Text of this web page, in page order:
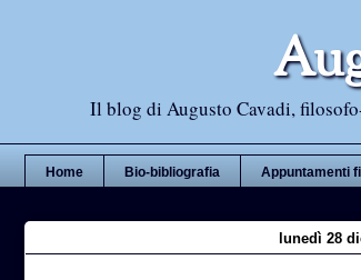
Il blog di Augusto Cavadi,
Home Bio-bibliografia Appuntamenti
lunedì 28